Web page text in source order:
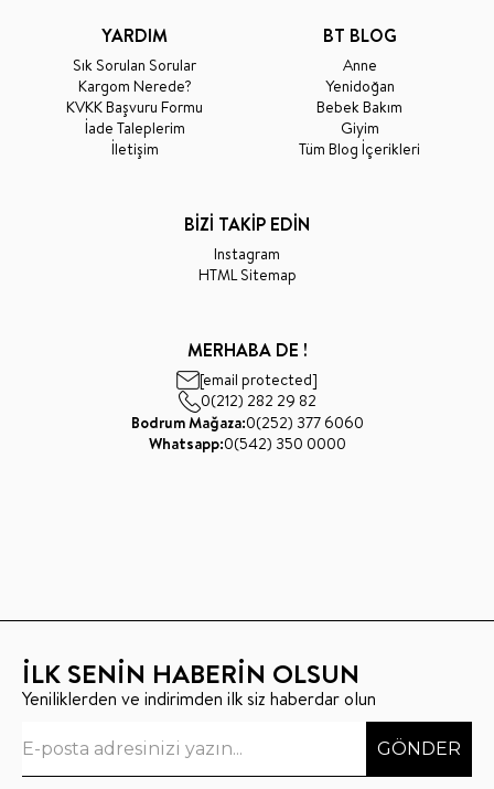
YARDIM
Sık Sorulan Sorular
Kargom Nerede?
KVKK Başvuru Formu
İade Taleplerim
İletişim
BT BLOG
Anne
Yenidoğan
Bebek Bakım
Giyim
Tüm Blog İçerikleri
BİZİ TAKİP EDİN
Instagram
HTML Sitemap
MERHABA DE !
[email protected]
0(212) 282 29 82
Bodrum Mağaza:0(252) 377 6060
Whatsapp:0(542) 350 0000
İLK SENİN HABERİN OLSUN
Yeniliklerden ve indirimden ilk siz haberdar olun
GÖNDER